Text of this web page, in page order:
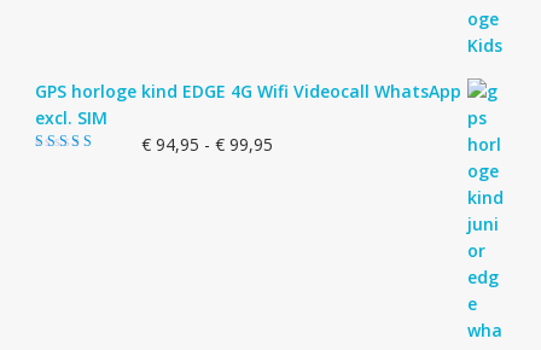
GPS horloge kind EDGE 4G Wifi Videocall WhatsApp
excl. SIM
€94,95 - €99,95Prijsklasse: